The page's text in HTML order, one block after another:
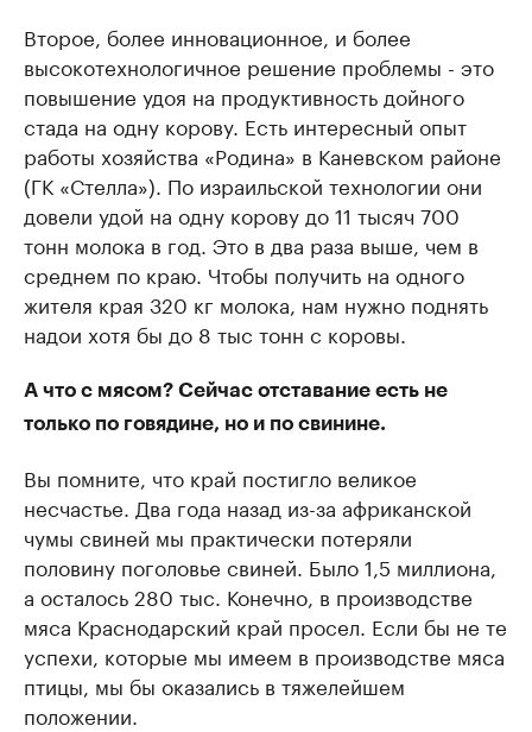
Второе, более инновационное, и более
высокотехнологичное решение проблемы - это
повышение удоя на продуктивность дойного
стада на одну корову. Есть интересный опыт
работы хозяйства «Родина» в Каневском районе
(ГК «Стелла»). По израильской технологии они
довели удой на одну корову до 11 тысяч 700
тонн молока в год. Это в два раза выше, чем в
среднем по краю. Чтобы получить на одного
жителя края 320 кг молока, нам нужно поднять
надои хотя бы до 8 тыс тонн с коровы.
А что с мясом? Сейчас отставание есть не
только по говядине, но и по свинине.
Вы помните, что край постигло великое
несчастье. Два года назад из-за африканской
чумы свиней мы практически потеряли
половину поголовье свиней. Было 1,5 миллиона,
а осталось 280 тыс. Конечно, в производстве
мяса Краснодарский край просел. Если бы не те
успехи, которые мы имеем в производстве мяса
птицы, мы бы оказались в тяжелейшем
положении.